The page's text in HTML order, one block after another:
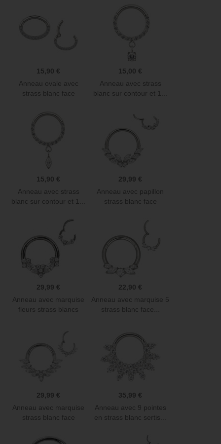
15,90 €
Anneau ovale avec
strass blanc face
15,00 €
Anneau avec strass
blanc sur contour et 1...
15,90 €
Anneau avec strass
blanc sur contour et 1...
29,99 €
Anneau avec papillon
strass blanc face
29,99 €
Anneau avec marquise
fleurs strass blancs
22,90 €
Anneau avec marquise 5
strass blanc face...
29,99 €
Anneau avec marquise
strass blanc face
35,99 €
Anneau avec 9 pointes
en strass blanc sertis...